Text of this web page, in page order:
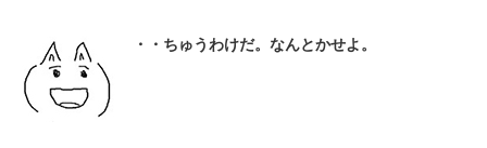
・・ちゅうわけだ。なんとかせよ。